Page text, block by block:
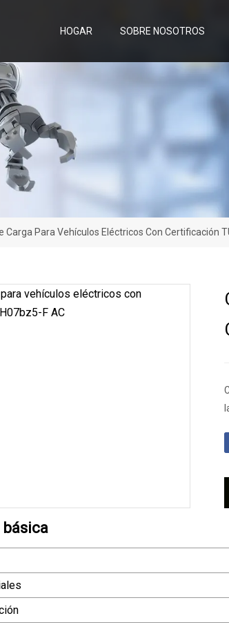
HOGAR SOBRE NOSOTROS
Carga Para Vehículos Eléctricos Con Certificación
básica